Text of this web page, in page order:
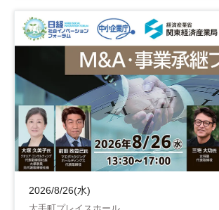
地域活性化 自治体
2026/8/26(水)